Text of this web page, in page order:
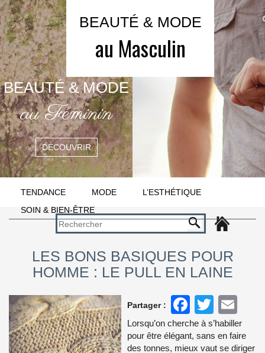
BEAUTÉ & MODE
au Féminin
DÉCOUVRIR
BEAUTÉ & MODE
au Masculin
TENDANCE MODE
L’ESTHÉTIQUE
SOIN & BIEN-ÊTRE
LES BONS BASIQUES POUR
HOMME : LE PULL EN LAINE
Partager :
Lorsqu’on cherche à s’habiller
pour être élégant, sans en faire
des tonnes, mieux vaut se diriger